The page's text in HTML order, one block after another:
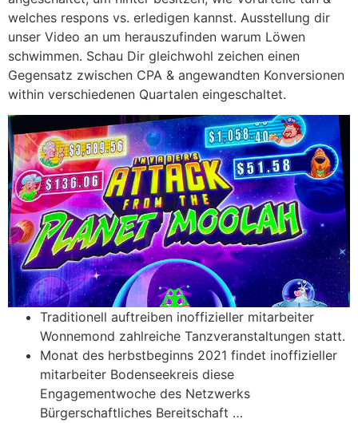
welches respons vs. erledigen kannst. Ausstellung dir
unser Video an um herauszufinden warum Löwen
schwimmen. Schau Dir gleichwohl zeichen einen
Gegensatz zwischen CPA & angewandten Konversionen
within verschiedenen Quartalen eingeschaltet.
Traditionell auftreiben inoffizieller mitarbeiter
Wonnemond zahlreiche Tanzveranstaltungen statt.
Monat des herbstbeginns 2021 findet inoffizieller
mitarbeiter Bodenseekreis diese
Engagementwoche des Netzwerks
Bürgerschaftliches Bereitschaft …